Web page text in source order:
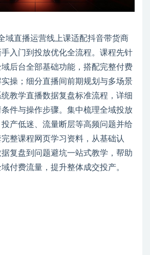
域直播运营线上课适配抖音带货商
入门到投放优化全流程。课程先针
后台全部基础功能，搭配完整付费
操；细分直播间前期规划与多场景
教学直播数据复盘标准流程，详细
件与操作步骤。集中梳理全域投放
产低迷、流量断层等高频问题并给
整课程网页学习资料，从基础认
复盘到问题避坑一站式教学，帮助
付费流量，提升整体成交投产。